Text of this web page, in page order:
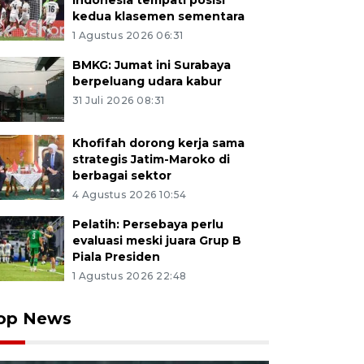
kedua klasemen sementara
1 Agustus 2026 06:31
BMKG: Jumat ini Surabaya
berpeluang udara kabur
31 Juli 2026 08:31
Khofifah dorong kerja sama
strategis Jatim-Maroko di
berbagai sektor
4 Agustus 2026 10:54
Pelatih: Persebaya perlu
evaluasi meski juara Grup B
Piala Presiden
1 Agustus 2026 22:48
News